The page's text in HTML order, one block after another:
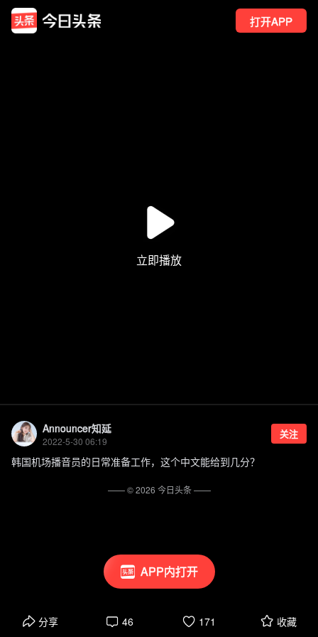
打开APP
APP内打开
Announcer知延
2022-5-30 06:19
关注
韩国机场播音员的日常准备工作，这个中文能给到几分？
分享 46 171 收藏
—— ©2026 今日头条——